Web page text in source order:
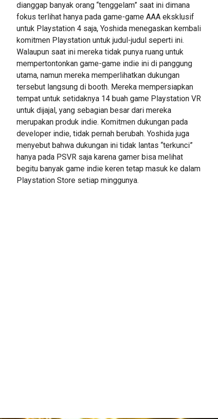
dianggap banyak orang “tenggelam” saat ini dimana
fokus terlihat hanya pada game-game AAA eksklusif
untuk Playstation 4 saja, Yoshida menegaskan kembali
komitmen Playstation untuk judul-judul seperti ini.
Walaupun saat ini mereka tidak punya ruang untuk
mempertontonkan game-game indie ini di panggung
utama, namun mereka memperlihatkan dukungan
tersebut langsung di booth. Mereka mempersiapkan
tempat untuk setidaknya 14 buah game Playstation VR
untuk dijajal, yang sebagian besar dari mereka
merupakan produk indie. Komitmen dukungan pada
developer indie, tidak pernah berubah. Yoshida juga
menyebut bahwa dukungan ini tidak lantas “terkunci”
hanya pada PSVR saja karena gamer bisa melihat
begitu banyak game indie keren tetap masuk ke dalam
Playstation Store setiap minggunya.